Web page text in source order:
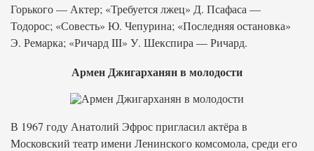
Горького — Актер; «Требуется лжец» Д. Псафаса —
Тодорос; «Совесть» Ю. Чепурина; «Последняя остановка»
Э. Ремарка; «Ричард III» У. Шекспира — Ричард.
Армен Джигарханян в молодости
В 1967 году Анатолий Эфрос пригласил актёра в
Московский театр имени Ленинского комсомола, среди его